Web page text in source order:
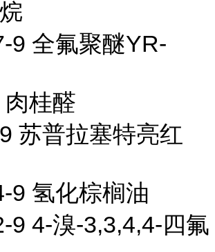
9 全氟聚醚YR-
桂醛
苏普拉塞特亮红
9 氢化棕榈油
9 4-溴-3,3,4,4-四氟